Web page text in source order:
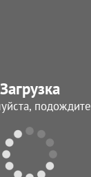
Загрузка
подождите